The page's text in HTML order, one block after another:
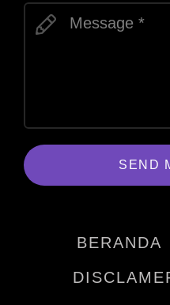
SEND
BERANDA